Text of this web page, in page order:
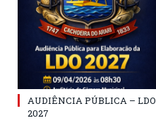
AUDIÊNCIA PÚBLICA – LDO
2027